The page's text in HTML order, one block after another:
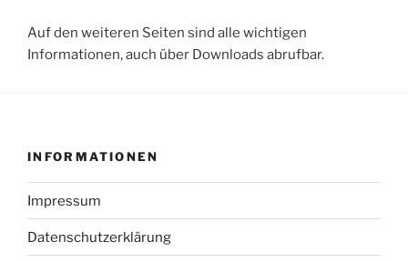
Auf den weiteren Seiten sind alle wichtigen
Informationen, auch über Downloads abrufbar.
INFORMATIONEN
Impressum
Datenschutzerklärung